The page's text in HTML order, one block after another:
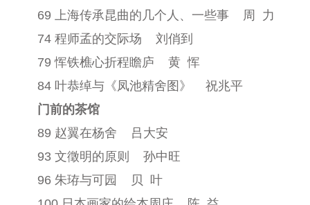
69 上海传承昆曲的几个人、一些事
周
力
74 程师孟的交际场
刘俏到
79 恽铁樵心折程瞻庐
黄 恽
84 叶恭绰与《凤池精舍图》
祝兆平
门前的茶馆
89 赵翼在杨舍
吕大安
93 文徵明的原则
孙中旺
96 朱珔与可园
贝
叶